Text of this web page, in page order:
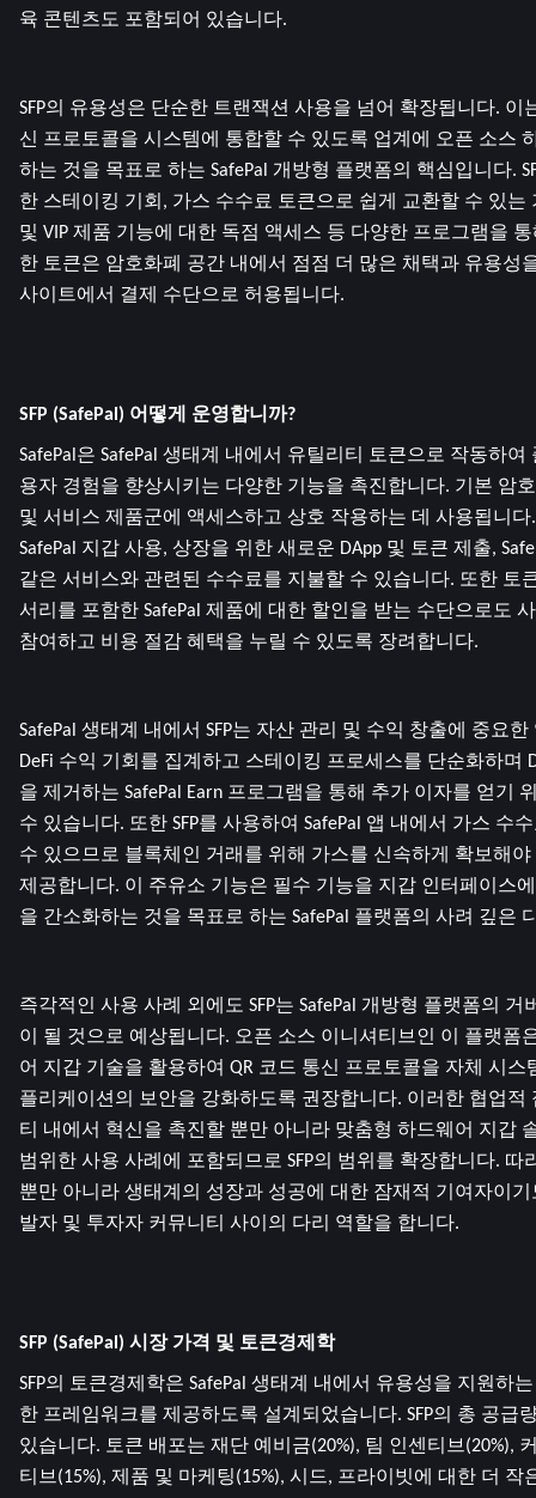
육 콘텐츠도 포함되어 있습니다.
SFP의 유용성은 단순한 트랜잭션 사용을 넘어 확장됩니다. 이
신 프로토콜을 시스템에 통합할 수 있도록 업계에 오픈 소스
하는 것을 목표로 하는 SafePal 개방형 플랫폼의 핵심입니다.
한 스테이킹 기회, 가스 수수료 토큰으로 쉽게 교환할 수 있는
및 VIP 제품 기능에 대한 독점 액세스 등 다양한 프로그램을
한 토큰은 암호화폐 공간 내에서 점점 더 많은 채택과 유용성
사이트에서 결제 수단으로 허용됩니다.
SFP (SafePal) 어떻게 운영합니까?
SafePal은 SafePal 생태계 내에서 유틸리티 토큰으로 작동하
용자 경험을 향상시키는 다양한 기능을 촉진합니다. 기본 암호
및 서비스 제품군에 액세스하고 상호 작용하는 데 사용됩니다
SafePal 지갑 사용, 상장을 위한 새로운 DApp 및 토큰 제출,
같은 서비스와 관련된 수수료를 지불할 수 있습니다. 또한 토
서리를 포함한 SafePal 제품에 대한 할인을 받는 수단으로도
참여하고 비용 절감 혜택을 누릴 수 있도록 장려합니다.
SafePal 생태계 내에서 SFP는 자산 관리 및 수익 창출에 중요
DeFi 수익 기회를 집계하고 스테이킹 프로세스를 단순화하며
을 제거하는 SafePal Earn 프로그램을 통해 추가 이자를 얻기
수 있습니다. 또한 SFP를 사용하여 SafePal 앱 내에서 가스 수
수 있으므로 블록체인 거래를 위해 가스를 신속하게 확보해
제공합니다. 이 주유소 기능은 필수 기능을 지갑 인터페이스
을 간소화하는 것을 목표로 하는 SafePal 플랫폼의 사려 깊은
즉각적인 사용 사례 외에도 SFP는 SafePal 개방형 플랫폼의
이 될 것으로 예상됩니다. 오픈 소스 이니셔티브인 이 플랫폼
어 지갑 기술을 활용하여 QR 코드 통신 프로토콜을 자체 시
플리케이션의 보안을 강화하도록 권장합니다. 이러한 협업적
티 내에서 혁신을 촉진할 뿐만 아니라 맞춤형 하드웨어 지갑
범위한 사용 사례에 포함되므로 SFP의 범위를 확장합니다. 따
뿐만 아니라 생태계의 성장과 성공에 대한 잠재적 기여자이
발자 및 투자자 커뮤니티 사이의 다리 역할을 합니다.
SFP (SafePal) 시장 가격 및 토큰경제학
SFP의 토큰경제학은 SafePal 생태계 내에서 유용성을 지원하
한 프레임워크를 제공하도록 설계되었습니다. SFP의 총 공급
있습니다. 토큰 배포는 재단 예비금(20%), 팀 인센티브(20%),
티브(15%), 제품 및 마케팅(15%), 시드, 프라이빗에 대한 더